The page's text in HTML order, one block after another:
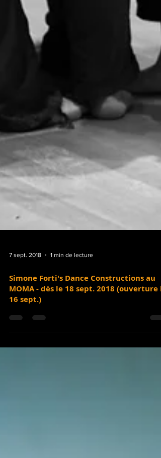
Simone Forti's Dance Constructions au
MOMA - dès le 18 sept. 2018 (ouverture
16 sept.)